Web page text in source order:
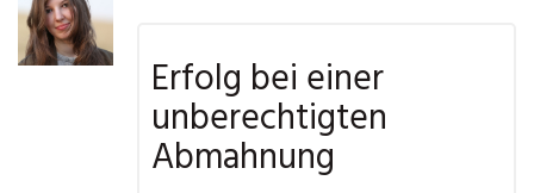
Erfolg bei einer
unberechtigten
Abmahnung